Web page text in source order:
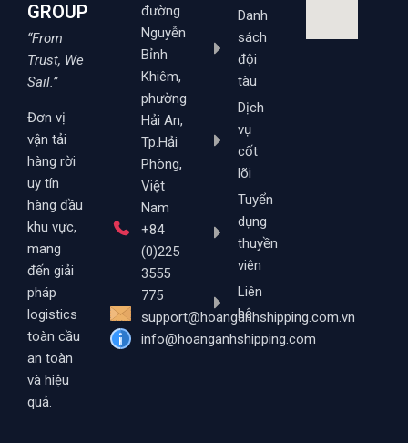
GROUP
“From
Trust, We
Sail.”
Đơn vị
vận tải
hàng rời
uy tín
hàng đầu
khu vực,
mang
đến giải
pháp
logistics
toàn cầu
an toàn
và hiệu
quả.
đường
Nguyễn
Bỉnh
Khiêm,
phường
Hải An,
Tp.Hải
Phòng,
Việt
Nam
+84
(0)225
3555
775
support@hoanganhshipping.com.vn
info@hoanganhshipping.com
Danh
sách
đội
tàu
Dịch
vụ
cốt
lõi
Tuyển
dụng
thuyền
viên
Liên
hệ